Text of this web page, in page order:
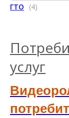
ГТО
(4)
услуг